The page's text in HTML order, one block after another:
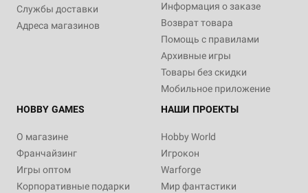
Службы доставки
Адреса магазинов
Информация о заказе
Возврат товара
Помощь с правилами
Архивные игры
Товары без скидки
Мобильное приложение
HOBBY GAMES
О магазине
Франчайзинг
Игры оптом
Корпоративные подарки
НАШИ ПРОЕКТЫ
Hobby World
Игрокон
Warforge
Мир фантастики